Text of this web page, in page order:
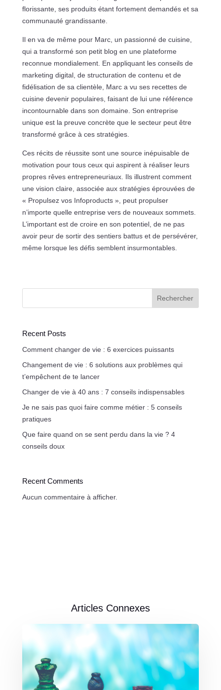
florissante, ses produits étant fortement demandés et sa
communauté grandissante.
Il en va de même pour Marc, un passionné de cuisine,
qui a transformé son petit blog en une plateforme
reconnue mondialement. En appliquant les conseils de
marketing digital, de structuration de contenu et de
fidélisation de sa clientèle, Marc a vu ses recettes de
cuisine devenir populaires, faisant de lui une référence
incontournable dans son domaine. Son entreprise
unique est la preuve concrète que le secteur peut être
transformé grâce à ces stratégies.
Ces récits de réussite sont une source inépuisable de
motivation pour tous ceux qui aspirent à réaliser leurs
propres rêves entrepreneuriaux. Ils illustrent comment
une vision claire, associée aux stratégies éprouvées de
« Propulsez vos Infoproducts », peut propulser
n’importe quelle entreprise vers de nouveaux sommets.
L’important est de croire en son potentiel, de ne pas
avoir peur de sortir des sentiers battus et de persévérer,
même lorsque les défis semblent insurmontables.
Rechercher
Recent Posts
Comment changer de vie : 6 exercices puissants
Changement de vie : 6 solutions aux problèmes qui
t’empêchent de te lancer
Changer de vie à 40 ans : 7 conseils indispensables
Je ne sais pas quoi faire comme métier : 5 conseils
pratiques
Que faire quand on se sent perdu dans la vie ? 4
conseils doux
Recent Comments
Aucun commentaire à afficher.
Articles Connexes